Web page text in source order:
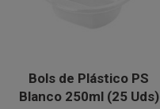
Bols de Plástico PS
Blanco 250ml (25 Uds)